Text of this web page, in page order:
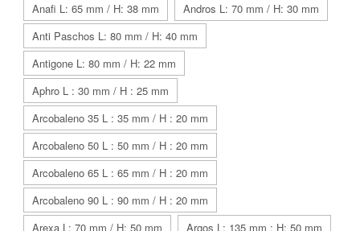
Anafi L: 65 mm / H: 38 mm
Andros L: 70 mm / H: 30 mm
Anti Paschos L: 80 mm / H: 40 mm
Antigone L: 80 mm / H: 22 mm
Aphro L : 30 mm / H : 25 mm
Arcobaleno 35 L : 35 mm / H : 20 mm
Arcobaleno 50 L : 50 mm / H : 20 mm
Arcobaleno 65 L : 65 mm / H : 20 mm
Arcobaleno 90 L : 90 mm / H : 20 mm
Arexa L: 70 mm / H: 50 mm
Argos L: 135 mm : H: 50 mm